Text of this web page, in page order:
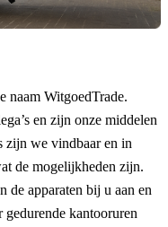
naam WitgoedTrade.
en zijn onze middelen
zijn we vindbaar en in
de mogelijkheden zijn.
de apparaten bij u aan en
gedurende kantooruren